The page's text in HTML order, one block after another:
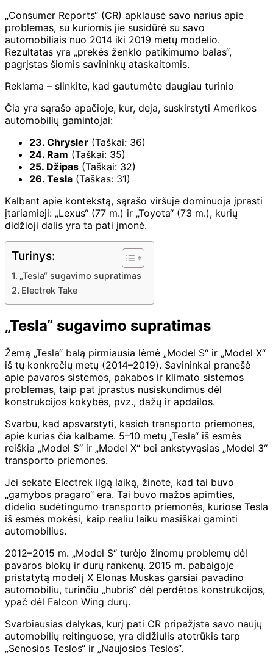
„Consumer Reports“ (CR) apklausė savo narius apie
problemas, su kuriomis jie susidūrė su savo
automobiliais nuo 2014 iki 2019 metų modelio.
Rezultatas yra „prekės ženklo patikimumo balas“,
pagrįstas šiomis savininkų ataskaitomis.
Reklama – slinkite, kad gautumėte daugiau turinio
Čia yra sąrašo apačioje, kur, deja, suskirstyti Amerikos
automobilių gamintojai:
23. Chrysler (Taškai: 36)
24. Ram (Taškai: 35)
25. Džipas (Taškai: 32)
26. Tesla (Taškas: 31)
Kalbant apie kontekstą, sąrašo viršuje dominuoja įprasti
įtariamieji: „Lexus“ (77 m.) ir „Toyota“ (73 m.), kurių
didžioji dalis yra ta pati įmonė.
Turinys:
„Tesla“ sugavimo supratimas
Electrek Take
„Tesla“ sugavimo supratimas
Žemą „Tesla“ balą pirmiausia lėmė „Model S“ ir „Model X“
iš tų konkrečių metų (2014–2019). Savininkai pranešė
apie pavaros sistemos, pakabos ir klimato sistemos
problemas, taip pat įprastus nusiskundimus dėl
konstrukcijos kokybės, pvz., dažų ir apdailos.
Svarbu, kad apsvarstyti, kasich transporto priemones,
apie kurias čia kalbame. 5–10 metų „Tesla“ iš esmės
reiškia „Model S“ ir „Model X“ bei ankstyvąsias „Model 3“
transporto priemones.
Jei sekate Electrek ilgą laiką, žinote, kad tai buvo
„gamybos pragaro“ era. Tai buvo mažos apimties,
didelio sudėtingumo transporto priemonės, kuriose Tesla
iš esmės mokėsi, kaip realiu laiku masiškai gaminti
automobilius.
2012–2015 m. „Model S“ turėjo žinomų problemų dėl
pavaros blokų ir durų rankenų. 2015 m. pabaigoje
pristatytą modelį X Elonas Muskas garsiai pavadino
automobiliu, turinčiu „hubris“ dėl perdėtos konstrukcijos,
ypač dėl Falcon Wing durų.
Svarbiausias dalykas, kurį pati CR pripažįsta savo naujų
automobilių reitinguose, yra didžiulis atotrūkis tarp
„Senosios Teslos“ ir „Naujosios Teslos“.